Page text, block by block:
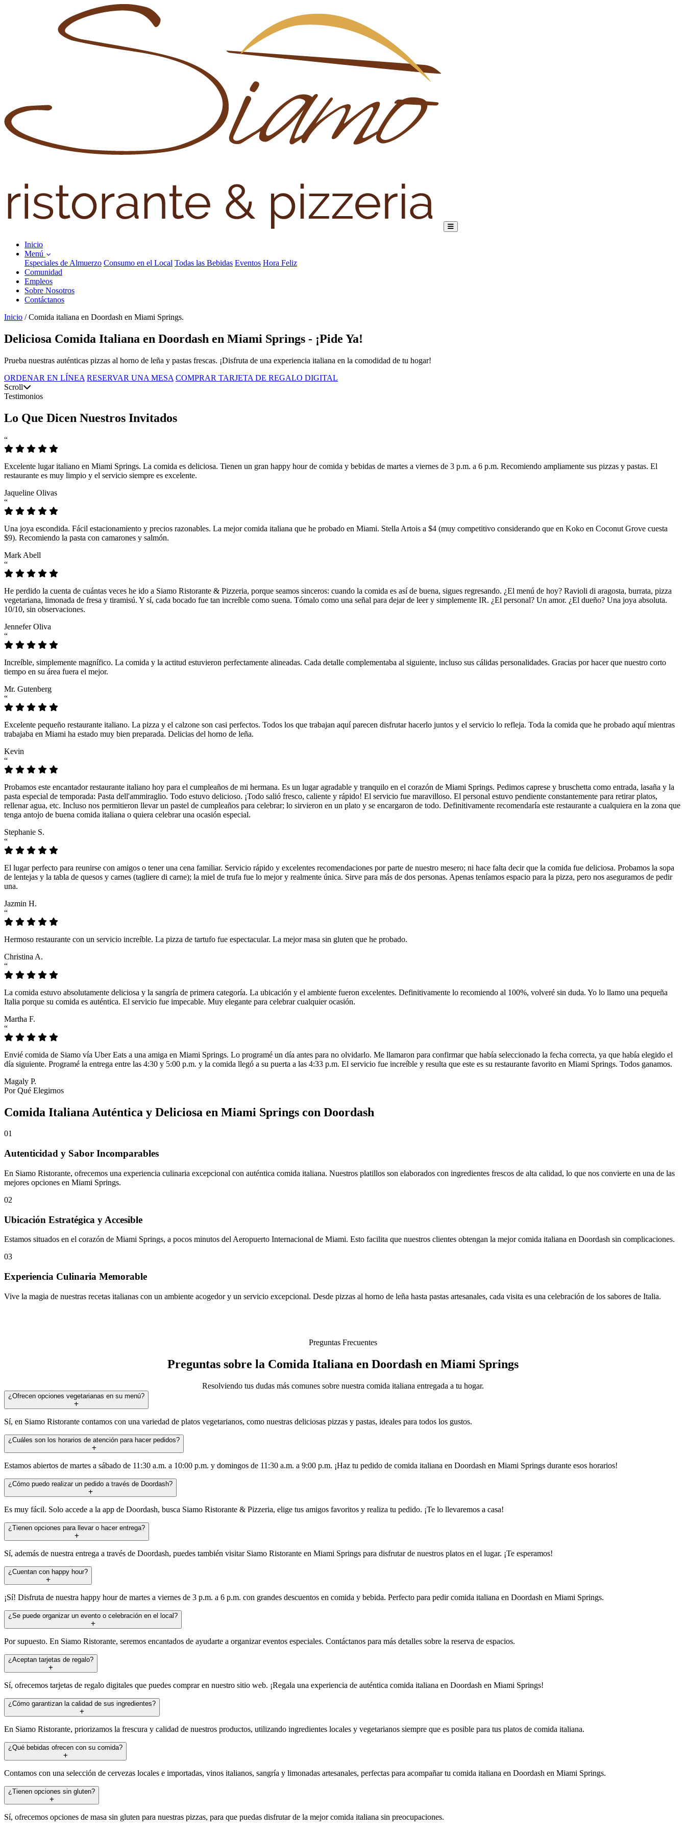
Inicio
Menú
Especiales de Almuerzo Consumo en el Local Todas las Bebidas Eventos Hora Feliz
Comunidad
Empleos
Sobre Nosotros
Contáctanos
Inicio / Comida italiana en Doordash en Miami Springs.
Deliciosa Comida Italiana en Doordash en Miami Springs - ¡Pide Ya!
Prueba nuestras auténticas pizzas al horno de leña y pastas frescas. ¡Disfruta de una experiencia italiana en la comodidad de tu hogar!
ORDENAR EN LÍNEA RESERVAR UNA MESA COMPRAR TARJETA DE REGALO DIGITAL
Scroll
Testimonios
Lo Que Dicen Nuestros Invitados
“
Excelente lugar italiano en Miami Springs. La comida es deliciosa. Tienen un gran happy hour de comida y bebidas de martes a viernes de 3 p.m. a 6 p.m. Recomiendo ampliamente sus pizzas y pastas. El
restaurante es muy limpio y el servicio siempre es excelente.
Jaqueline Olivas
“
Una joya escondida. Fácil estacionamiento y precios razonables. La mejor comida italiana que he probado en Miami. Stella Artois a $4 (muy competitivo considerando que en Koko en Coconut Grove cuesta
$9). Recomiendo la pasta con camarones y salmón.
Mark Abell
“
He perdido la cuenta de cuántas veces he ido a Siamo Ristorante & Pizzeria, porque seamos sinceros: cuando la comida es así de buena, sigues regresando. ¿El menú de hoy? Ravioli di aragosta, burrata, pizza
vegetariana, limonada de fresa y tiramisú. Y sí, cada bocado fue tan increíble como suena. Tómalo como una señal para dejar de leer y simplemente IR. ¿El personal? Un amor. ¿El dueño? Una joya absoluta.
10/10, sin observaciones.
Jennefer Oliva
“
Increíble, simplemente magnífico. La comida y la actitud estuvieron perfectamente alineadas. Cada detalle complementaba al siguiente, incluso sus cálidas personalidades. Gracias por hacer que nuestro corto
tiempo en su área fuera el mejor.
Mr. Gutenberg
“
Excelente pequeño restaurante italiano. La pizza y el calzone son casi perfectos. Todos los que trabajan aquí parecen disfrutar hacerlo juntos y el servicio lo refleja. Toda la comida que he probado aquí mientras
trabajaba en Miami ha estado muy bien preparada. Delicias del horno de leña.
Kevin
“
Probamos este encantador restaurante italiano hoy para el cumpleaños de mi hermana. Es un lugar agradable y tranquilo en el corazón de Miami Springs. Pedimos caprese y bruschetta como entrada, lasaña y la
pasta especial de temporada: Pasta dell'ammiraglio. Todo estuvo delicioso. ¡Todo salió fresco, caliente y rápido! El servicio fue maravilloso. El personal estuvo pendiente constantemente para retirar platos,
rellenar agua, etc. Incluso nos permitieron llevar un pastel de cumpleaños para celebrar; lo sirvieron en un plato y se encargaron de todo. Definitivamente recomendaría este restaurante a cualquiera en la zona que
tenga antojo de buena comida italiana o quiera celebrar una ocasión especial.
Stephanie S.
“
El lugar perfecto para reunirse con amigos o tener una cena familiar. Servicio rápido y excelentes recomendaciones por parte de nuestro mesero; ni hace falta decir que la comida fue deliciosa. Probamos la sopa
de lentejas y la tabla de quesos y carnes (tagliere di carne); la miel de trufa fue lo mejor y realmente única. Sirve para más de dos personas. Apenas teníamos espacio para la pizza, pero nos aseguramos de pedir
una.
Jazmin H.
“
Hermoso restaurante con un servicio increíble. La pizza de tartufo fue espectacular. La mejor masa sin gluten que he probado.
Christina A.
“
La comida estuvo absolutamente deliciosa y la sangría de primera categoría. La ubicación y el ambiente fueron excelentes. Definitivamente lo recomiendo al 100%, volveré sin duda. Yo lo llamo una pequeña
Italia porque su comida es auténtica. El servicio fue impecable. Muy elegante para celebrar cualquier ocasión.
Martha F.
“
Envié comida de Siamo vía Uber Eats a una amiga en Miami Springs. Lo programé un día antes para no olvidarlo. Me llamaron para confirmar que había seleccionado la fecha correcta, ya que había elegido el
día siguiente. Programé la entrega entre las 4:30 y 5:00 p.m. y la comida llegó a su puerta a las 4:33 p.m. El servicio fue increíble y resulta que este es su restaurante favorito en Miami Springs. Todos ganamos.
Magaly P.
Por Qué Elegirnos
Comida Italiana Auténtica y Deliciosa en Miami Springs con Doordash
01
Autenticidad y Sabor Incomparables
En Siamo Ristorante, ofrecemos una experiencia culinaria excepcional con auténtica comida italiana. Nuestros platillos son elaborados con ingredientes frescos de alta calidad, lo que nos convierte en una de las
mejores opciones en Miami Springs.
02
Ubicación Estratégica y Accesible
Estamos situados en el corazón de Miami Springs, a pocos minutos del Aeropuerto Internacional de Miami. Esto facilita que nuestros clientes obtengan la mejor comida italiana en Doordash sin complicaciones.
03
Experiencia Culinaria Memorable
Vive la magia de nuestras recetas italianas con un ambiente acogedor y un servicio excepcional. Desde pizzas al horno de leña hasta pastas artesanales, cada visita es una celebración de los sabores de Italia.
Preguntas Frecuentes
Preguntas sobre la Comida Italiana en Doordash en Miami Springs
Resolviendo tus dudas más comunes sobre nuestra comida italiana entregada a tu hogar.
¿Ofrecen opciones vegetarianas en su menú?
Sí, en Siamo Ristorante contamos con una variedad de platos vegetarianos, como nuestras deliciosas pizzas y pastas, ideales para todos los gustos.
¿Cuáles son los horarios de atención para hacer pedidos?
Estamos abiertos de martes a sábado de 11:30 a.m. a 10:00 p.m. y domingos de 11:30 a.m. a 9:00 p.m. ¡Haz tu pedido de comida italiana en Doordash en Miami Springs durante esos horarios!
¿Cómo puedo realizar un pedido a través de Doordash?
Es muy fácil. Solo accede a la app de Doordash, busca Siamo Ristorante & Pizzeria, elige tus amigos favoritos y realiza tu pedido. ¡Te lo llevaremos a casa!
¿Tienen opciones para llevar o hacer entrega?
Sí, además de nuestra entrega a través de Doordash, puedes también visitar Siamo Ristorante en Miami Springs para disfrutar de nuestros platos en el lugar. ¡Te esperamos!
¿Cuentan con happy hour?
¡Sí! Disfruta de nuestra happy hour de martes a viernes de 3 p.m. a 6 p.m. con grandes descuentos en comida y bebida. Perfecto para pedir comida italiana en Doordash en Miami Springs.
¿Se puede organizar un evento o celebración en el local?
Por supuesto. En Siamo Ristorante, seremos encantados de ayudarte a organizar eventos especiales. Contáctanos para más detalles sobre la reserva de espacios.
¿Aceptan tarjetas de regalo?
Sí, ofrecemos tarjetas de regalo digitales que puedes comprar en nuestro sitio web. ¡Regala una experiencia de auténtica comida italiana en Doordash en Miami Springs!
¿Cómo garantizan la calidad de sus ingredientes?
En Siamo Ristorante, priorizamos la frescura y calidad de nuestros productos, utilizando ingredientes locales y vegetarianos siempre que es posible para tus platos de comida italiana.
¿Qué bebidas ofrecen con su comida?
Contamos con una selección de cervezas locales e importadas, vinos italianos, sangría y limonadas artesanales, perfectas para acompañar tu comida italiana en Doordash en Miami Springs.
¿Tienen opciones sin gluten?
Sí, ofrecemos opciones de masa sin gluten para nuestras pizzas, para que puedas disfrutar de la mejor comida italiana sin preocupaciones.